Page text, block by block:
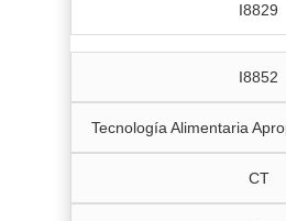
I8829
I8852
Tecnología Alimentaria
CT